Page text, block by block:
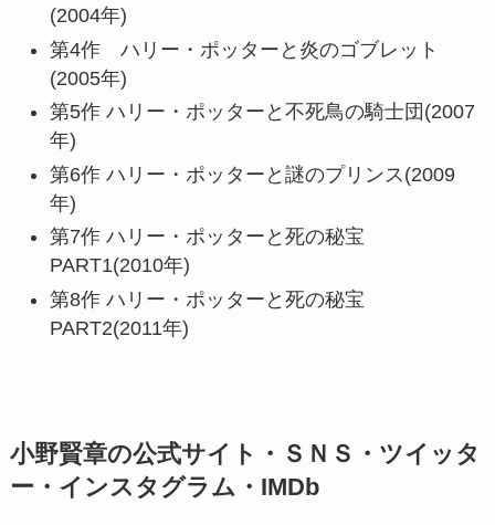
(2004年)
第4作 ハリー・ポッターと炎のゴブレット
(2005年)
第5作 ハリー・ポッターと不死鳥の騎士団(2007
年)
第6作 ハリー・ポッターと謎のプリンス(2009
年)
第7作 ハリー・ポッターと死の秘宝
PART1(2010年)
第8作 ハリー・ポッターと死の秘宝
PART2(2011年)
小野賢章の公式サイト・ＳＮＳ・ツイッタ
ー・インスタグラム・IMDb